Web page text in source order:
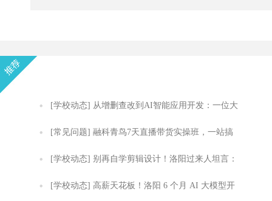
[学校动态] 从增删查改到AI智能应用开发：一位大
模型开发者的API跃迁之路
[常见问题] 融科青鸟7天直播带货实操班，一站搞
定从选品到直播及数据复盘
[学校动态] 别再自学剪辑设计！洛阳过来人坦言：
自学半年不如实训 2 个月
[学校动态] 高薪天花板！洛阳 6 个月 AI 大模型开